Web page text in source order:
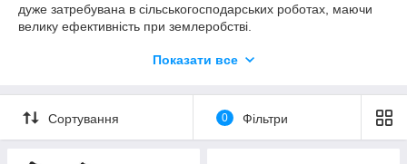
дуже затребувана в сільськогосподарських роботах, маючи
велику ефективність при землеробстві.
бензиновими моторами потужністю 6-12 л. з.. Їх перевага -
доступний, дизельний мотоблок — підходить для важких
робіт, важкого грунту, економічний.
Показати все
Сортування 0 Фільтри